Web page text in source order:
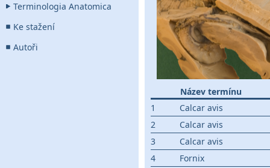
Terminologia Anatomica
Ke stažení
Autoři
Název termínu
1
Calcar avis
2
Calcar avis
3
Calcar avis
4
Fornix